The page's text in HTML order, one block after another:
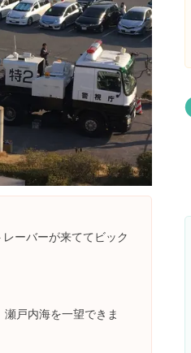
ーバーが来ててビック
戸内海を一望できま